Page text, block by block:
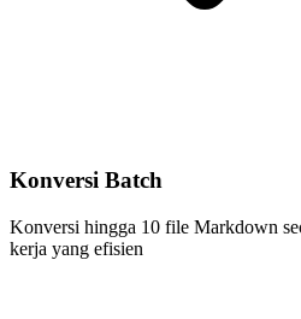
Konversi Batch
Konversi hingga 10 file Markdown
kerja yang efisien